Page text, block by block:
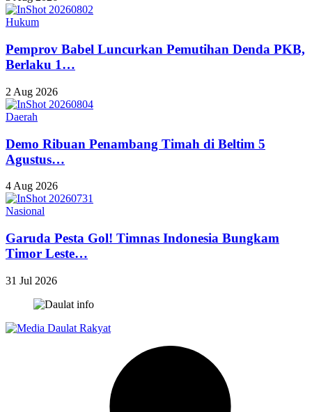
Hukum
Pemprov Babel Luncurkan Pemutihan Denda PKB,
Berlaku 1…
2 Aug 2026
Daerah
Demo Ribuan Penambang Timah di Beltim 5
Agustus…
4 Aug 2026
Nasional
Garuda Pesta Gol! Timnas Indonesia Bungkam
Timor Leste…
31 Jul 2026